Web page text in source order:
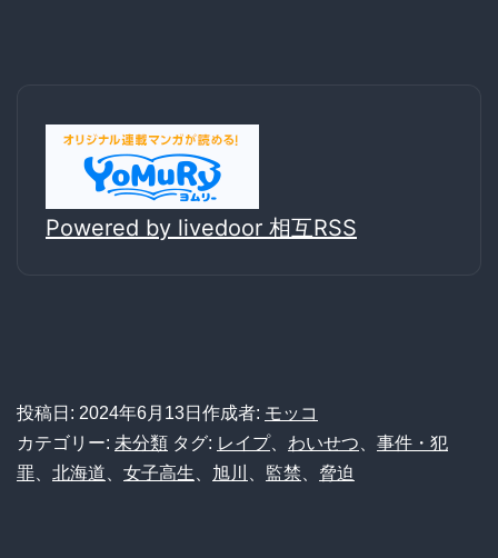
Powered by livedoor 相互RSS
投稿日: 2024年6月13日 作成者: モッコ
カテゴリー: 未分類 タグ: レイプ、 わいせつ
事件・犯
罪
北海道 女子高生 旭川 監禁 脅迫